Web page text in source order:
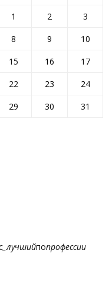
1 2
3
8 9
10
15 16
17
22 23
24
29 30
31
_лучшийпопрофессии